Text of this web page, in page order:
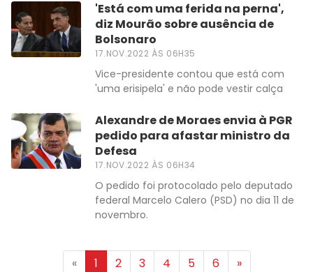
'Está com uma ferida na perna',
diz Mourão sobre ausência de
Bolsonaro
17.NOV.2022 ÀS 06H35
Vice-presidente contou que está com
'uma erisipela' e não pode vestir calça
Alexandre de Moraes envia à PGR
pedido para afastar ministro da
Defesa
17.NOV.2022 ÀS 06H34
O pedido foi protocolado pelo deputado
federal Marcelo Calero (PSD) no dia 11 de
novembro.
« 1 2 3 4 5 6 »